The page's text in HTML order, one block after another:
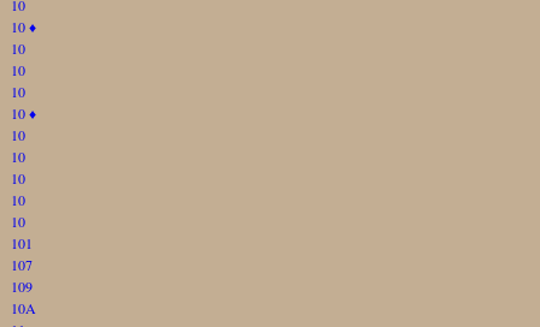
10
10♦
10
10
10
10♦
10
10
10
10
10
101
107
109
10A